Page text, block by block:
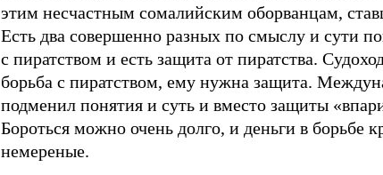
этим несчастным сомалийским оборванцам,
Есть два совершенно разных по смыслу и сути
с пиратством и есть защита от пиратства.
борьба с пиратством, ему нужна защита.
подменил понятия и суть и вместо защиты
Бороться можно очень долго, и деньги в борьбе
немереные.